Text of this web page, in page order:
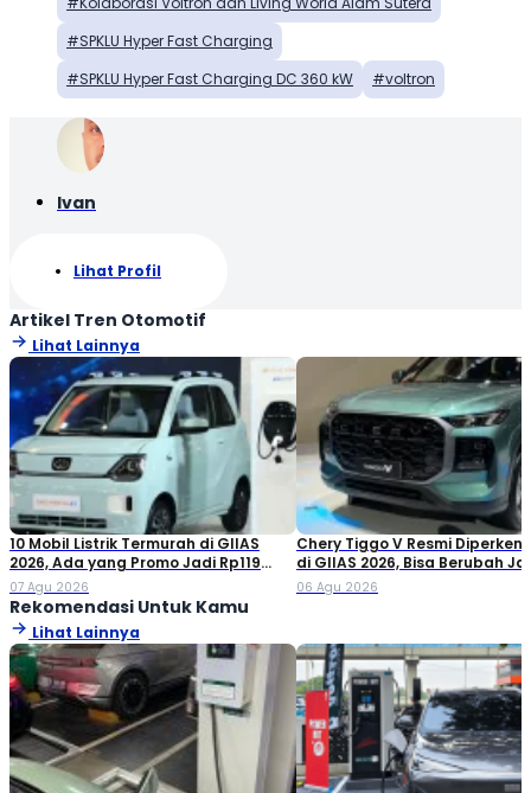
SPKLU Hyper Fast Charging
SPKLU Hyper Fast Charging DC 360 kW
voltron
Ivan
Lihat Profil
Artikel Tren Otomotif
Lihat Lainnya
10 Mobil Listrik Termurah di GIIAS
2026, Ada yang Promo Jadi Rp119
Jutaan!
07 Agu 2026
Chery Tiggo V Resmi
di GIIAS 2026, Bisa Berubah
Double Cabin
06 Agu 2026
Rekomendasi Untuk Kamu
Lihat Lainnya